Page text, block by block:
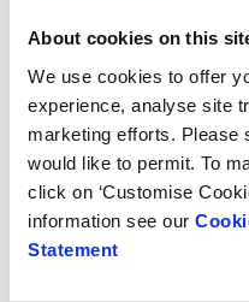
About cookies on this
We use cookies to offer
experience, analyse site
marketing efforts. Please
would like to permit. To
click on ‘Customise
information see our
Statement